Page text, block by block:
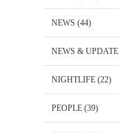
NEWS (44)
NEWS & UPDATE
NIGHTLIFE (22)
PEOPLE (39)